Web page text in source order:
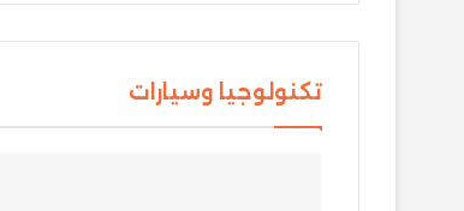
تكنولوجيا وسيارات